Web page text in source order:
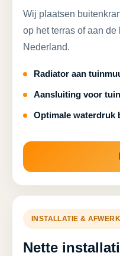
Wij plaatsen
op het terras of aan
Nederland.
Radiator aan
Aansluiting voor
Optimale waterdruk
INSTALLATIE &
Nette